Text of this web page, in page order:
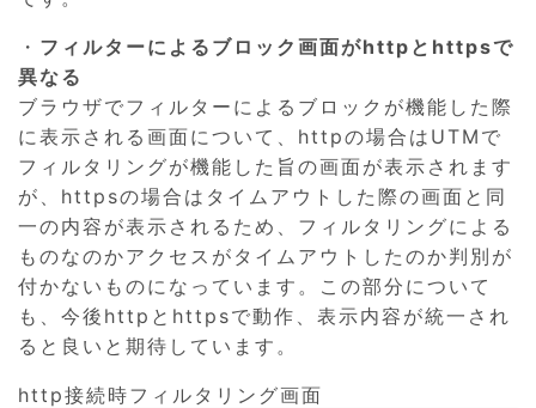
・ フィルターによるブロック画面がhttpとhttpsで
異なる
ブラウザでフィルターによるブロックが機能した際
に表示される画面について、httpの場合はUTMで
フィルタリングが機能した旨の画面が表示されます
が、httpsの場合はタイムアウトした際の画面と同
一の内容が表示されるため、フィルタリングによる
ものなのかアクセスがタイムアウトしたのか判別が
付かないものになっています。この部分について
も、今後httpとhttpsで動作、表示内容が統一され
ると良いと期待しています。
http接続時フィルタリング画面